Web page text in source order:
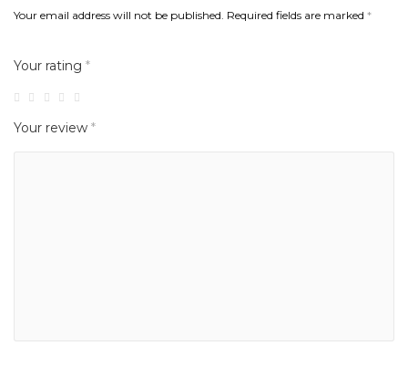
Your email address will not be published. Required fields are marked*
Your rating *
Your review*